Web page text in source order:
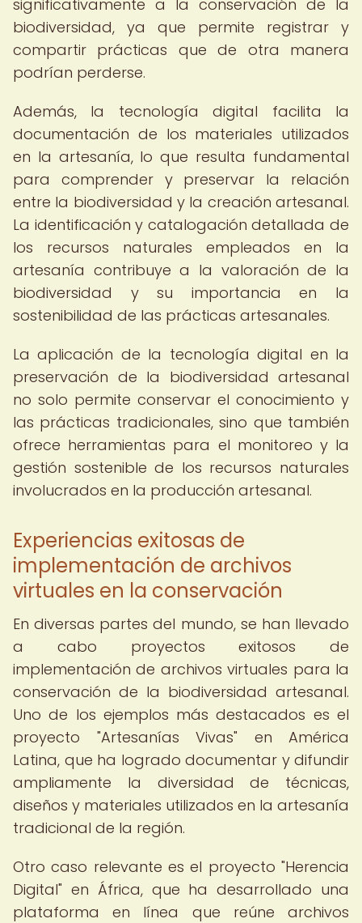
significativamente a la conservación de la
biodiversidad, ya que permite registrar y
compartir prácticas que de otra manera
podrían perderse.
Además, la tecnología digital facilita la
documentación de los materiales utilizados
en la artesanía, lo que resulta fundamental
para comprender y preservar la relación
entre la biodiversidad y la creación artesanal.
La identificación y catalogación detallada de
los recursos naturales empleados en la
artesanía contribuye a la valoración de la
biodiversidad y su importancia en la
sostenibilidad de las prácticas artesanales.
La aplicación de la tecnología digital en la
preservación de la biodiversidad artesanal
no solo permite conservar el conocimiento y
las prácticas tradicionales, sino que también
ofrece herramientas para el monitoreo y la
gestión sostenible de los recursos naturales
involucrados en la producción artesanal.
Experiencias exitosas de
implementación de archivos
virtuales en la conservación
En diversas partes del mundo, se han llevado
a cabo proyectos exitosos de
implementación de archivos virtuales para la
conservación de la biodiversidad artesanal.
Uno de los ejemplos más destacados es el
proyecto "Artesanías Vivas" en América
Latina, que ha logrado documentar y difundir
ampliamente la diversidad de técnicas,
diseños y materiales utilizados en la artesanía
tradicional de la región.
Otro caso relevante es el proyecto "Herencia
Digital" en África, que ha desarrollado una
plataforma en línea que reúne archivos